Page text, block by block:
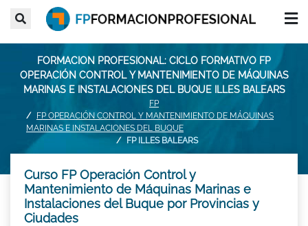
FORMACION PROFESIONAL: CICLO FORMATIVO FP
OPERACIÓN CONTROL Y MANTENIMIENTO DE MÁQUINAS
MARINAS E INSTALACIONES DEL BUQUE ILLES BALEARS
FP
FP OPERACIÓN CONTROL Y MANTENIMIENTO DE MÁQUINAS
MARINAS E INSTALACIONES DEL BUQUE
FP ILLES BALEARS
Curso FP Operación Control y
Mantenimiento de Máquinas Marinas e
Instalaciones del Buque por Provincias y
Ciudades